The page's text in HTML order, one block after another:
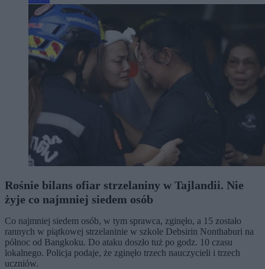
Rośnie bilans ofiar strzelaniny w Tajlandii. Nie
żyje co najmniej siedem osób
Co najmniej siedem osób, w tym sprawca, zginęło, a 15 zostało
rannych w piątkowej strzelaninie w szkole Debsirin Nonthaburi na
północ od Bangkoku. Do ataku doszło tuż po godz. 10 czasu
lokalnego. Policja podaje, że zginęło trzech nauczycieli i trzech
uczniów.